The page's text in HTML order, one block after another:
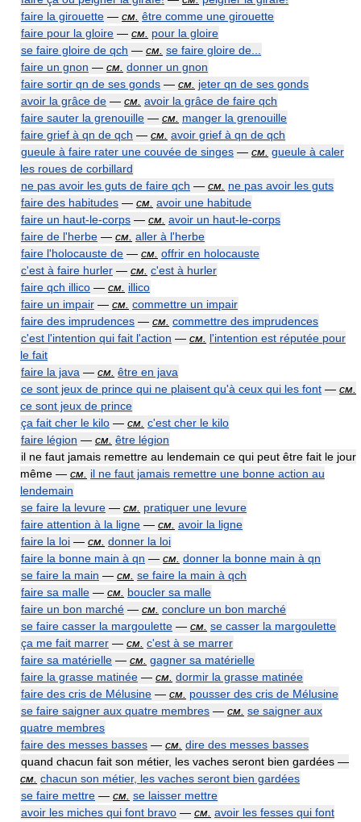
faire la girouette — см. être comme une girouette
faire pour la gloire — см. pour la gloire
se faire gloire de qch — см. se faire gloire de...
faire un gnon — см. donner un gnon
faire sortir qn de ses gonds — см. jeter qn de ses gonds
avoir la grâce de — см. avoir la grâce de faire qch
faire sauter la grenouille — см. manger la grenouille
faire grief à qn de qch — см. avoir grief à qn de qch
gueule à faire rater une couvée de singes — см. gueule à caler
les roues de corbillard
ne pas avoir les guts de faire qch — см. ne pas avoir les guts
faire des habitudes — см. avoir une habitude
faire un haut-le-corps — см. avoir un haut-le-corps
faire de l'herbe — см. aller à l'herbe
faire l'holocauste de — см. offrir en holocauste
c'est à faire hurler — см. c'est à hurler
faire qch illico — см. illico
faire un impair — см. commettre un impair
faire des imprudences — см. commettre des imprudences
c'est l'intention qui fait l'action — см. l'intention est réputée pour
le fait
faire la java — см. être en java
ce sont jeux de prince qui ne plaisent qu'à ceux qui les font — см.
ce sont jeux de prince
ça fait cher le kilo — см. c'est cher le kilo
faire légion — см. être légion
il ne faut jamais remettre au lendemain ce qui peut être fait le jour
même — см. il ne faut jamais remettre une bonne action au
lendemain
se faire la levure — см. pratiquer une levure
faire attention à la ligne — см. avoir la ligne
faire la loi — см. donner la loi
faire la bonne main à qn — см. donner la bonne main à qn
se faire la main — см. se faire la main à qch
faire sa malle — см. boucler sa malle
faire un bon marché — см. conclure un bon marché
se faire casser la margoulette — см. se casser la margoulette
ça me fait marrer — см. c'est à se marrer
faire sa matérielle — см. gagner sa matérielle
faire la grasse matinée — см. dormir la grasse matinée
faire des cris de Mélusine — см. pousser des cris de Mélusine
se faire saigner aux quatre membres — см. se saigner aux
quatre membres
faire des messes basses — см. dire des messes basses
quand chacun fait son métier, les vaches seront bien gardées —
см. chacun son métier, les vaches seront bien gardées
se faire mettre — см. se laisser mettre
avoir les miches qui font bravo — см. avoir les fesses qui font